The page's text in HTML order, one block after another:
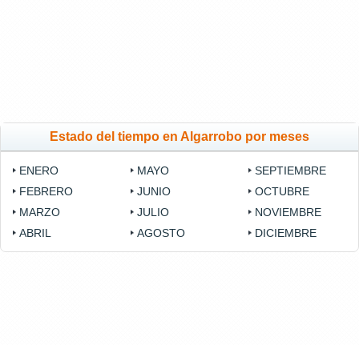
Estado del tiempo en Algarrobo por meses
ENERO
FEBRERO
MARZO
ABRIL
MAYO
JUNIO
JULIO
AGOSTO
SEPTIEMBRE
OCTUBRE
NOVIEMBRE
DICIEMBRE